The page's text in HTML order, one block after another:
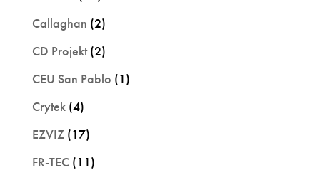
Callaghan (2)
CD Projekt(2)
CEU San Pablo (1)
Crytek(4)
EZVIZ(17)
FR-TEC(11)